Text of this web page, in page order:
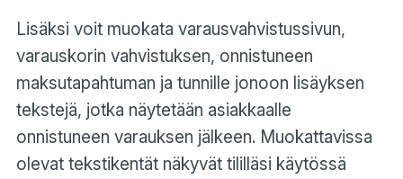
Lisäksi voit muokata varausvahvistussivun,
varauskorin vahvistuksen, onnistuneen
maksutapahtuman ja tunnille jonoon lisäyksen
tekstejä, jotka näytetään asiakkaalle
onnistuneen varauksen jälkeen. Muokattavissa
olevat tekstikentät näkyvät tililläsi käytössä